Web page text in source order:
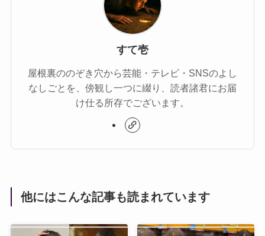
すて壱
屋根裏ののぞき穴から芸能・テレビ・SNSのよし
なしごとを、傍観し一つに綴り、読者諸君にお届
け仕る所存でございます。
他にはこんな記事も読まれています